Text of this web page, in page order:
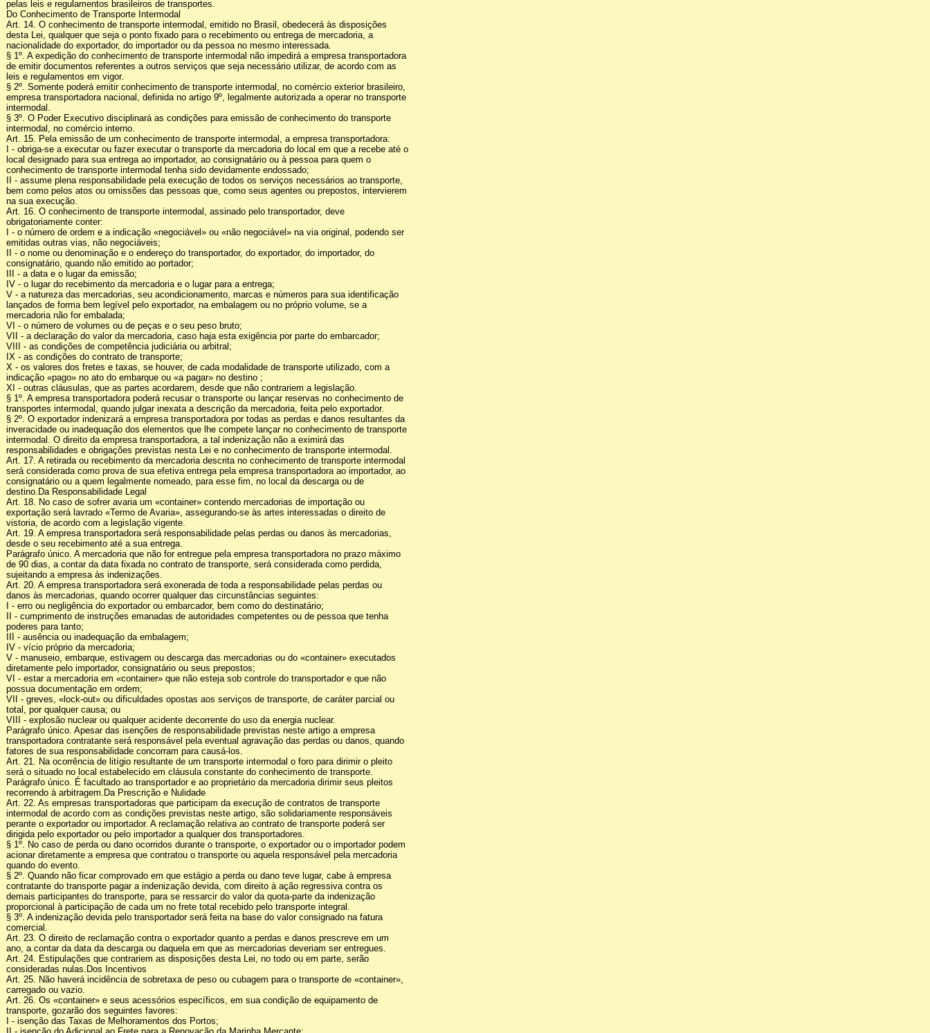
pelas leis e regulamentos brasileiros de transportes.
Do Conhecimento de Transporte Intermodal
Art. 14. O conhecimento de transporte intermodal, emitido no Brasil, obedecerá às disposições
desta Lei, qualquer que seja o ponto fixado para o recebimento ou entrega de mercadoria, a
nacionalidade do exportador, do importador ou da pessoa no mesmo interessada.
§ 1º. A expedição do conhecimento de transporte intermodal não impedirá a empresa transportadora
de emitir documentos referentes a outros serviços que seja necessário utilizar, de acordo com as
leis e regulamentos em vigor.
§ 2º. Somente poderá emitir conhecimento de transporte intermodal, no comércio exterior brasileiro,
empresa transportadora nacional, definida no artigo 9º, legalmente autorizada a operar no transporte
intermodal.
§ 3º. O Poder Executivo disciplinará as condições para emissão de conhecimento do transporte
intermodal, no comércio interno.
Art. 15. Pela emissão de um conhecimento de transporte intermodal, a empresa transportadora:
I - obriga-se a executar ou fazer executar o transporte da mercadoria do local em que a recebe até o
local designado para sua entrega ao importador, ao consignatário ou à pessoa para quem o
conhecimento de transporte intermodal tenha sido devidamente endossado;
II - assume plena responsabilidade pela execução de todos os serviços necessários ao transporte,
bem como pelos atos ou omissões das pessoas que, como seus agentes ou prepostos, intervierem
na sua execução.
Art. 16. O conhecimento de transporte intermodal, assinado pelo transportador, deve
obrigatoriamente conter:
I - o número de ordem e a indicação «negociável» ou «não negociável» na via original, podendo ser
emitidas outras vias, não negociáveis;
II - o nome ou denominação e o endereço do transportador, do exportador, do importador, do
consignatário, quando não emitido ao portador;
III - a data e o lugar da emissão;
IV - o lugar do recebimento da mercadoria e o lugar para a entrega;
V - a natureza das mercadorias, seu acondicionamento, marcas e números para sua identificação
lançados de forma bem legível pelo exportador, na embalagem ou no próprio volume, se a
mercadoria não for embalada;
VI - o número de volumes ou de peças e o seu peso bruto;
VII - a declaração do valor da mercadoria, caso haja esta exigência por parte do embarcador;
VIII - as condições de competência judiciária ou arbitral;
IX - as condições do contrato de transporte;
X - os valores dos fretes e taxas, se houver, de cada modalidade de transporte utilizado, com a
indicação «pago» no ato do embarque ou «a pagar» no destino ;
XI - outras cláusulas, que as partes acordarem, desde que não contrariem a legislação.
§ 1º. A empresa transportadora poderá recusar o transporte ou lançar reservas no conhecimento de
transportes intermodal, quando julgar inexata a descrição da mercadoria, feita pelo exportador.
§ 2º. O exportador indenizará a empresa transportadora por todas as perdas e danos resultantes da
inveracidade ou inadequação dos elementos que lhe compete lançar no conhecimento de transporte
intermodal. O direito da empresa transportadora, a tal indenização não a eximirá das
responsabilidades e obrigações previstas nesta Lei e no conhecimento de transporte intermodal.
Art. 17. A retirada ou recebimento da mercadoria descrita no conhecimento de transporte intermodal
será considerada como prova de sua efetiva entrega pela empresa transportadora ao importador, ao
consignatário ou a quem legalmente nomeado, para esse fim, no local da descarga ou de
destino.Da Responsabilidade Legal
Art. 18. No caso de sofrer avaria um «container» contendo mercadorias de importação ou
exportação será lavrado «Termo de Avaria», assegurando-se às artes interessadas o direito de
vistoria, de acordo com a legislação vigente.
Art. 19. A empresa transportadora será responsabilidade pelas perdas ou danos às mercadorias,
desde o seu recebimento até a sua entrega.
Parágrafo único. A mercadoria que não for entregue pela empresa transportadora no prazo máximo
de 90 dias, a contar da data fixada no contrato de transporte, será considerada como perdida,
sujeitando a empresa às indenizações.
Art. 20. A empresa transportadora será exonerada de toda a responsabilidade pelas perdas ou
danos às mercadorias, quando ocorrer qualquer das circunstâncias seguintes:
I - erro ou negligência do exportador ou embarcador, bem como do destinatário;
II - cumprimento de instruções emanadas de autoridades competentes ou de pessoa que tenha
poderes para tanto;
III - ausência ou inadequação da embalagem;
IV - vício próprio da mercadoria;
V - manuseio, embarque, estivagem ou descarga das mercadorias ou do «container» executados
diretamente pelo importador, consignatário ou seus prepostos;
VI - estar a mercadoria em «container» que não esteja sob controle do transportador e que não
possua documentação em ordem;
VII - greves, «lock-out» ou dificuldades opostas aos serviços de transporte, de caráter parcial ou
total, por qualquer causa; ou
VIII - explosão nuclear ou qualquer acidente decorrente do uso da energia nuclear.
Parágrafo único. Apesar das isenções de responsabilidade previstas neste artigo a empresa
transportadora contratante será responsável pela eventual agravação das perdas ou danos, quando
fatores de sua responsabilidade concorram para causá-los.
Art. 21. Na ocorrência de litígio resultante de um transporte intermodal o foro para dirimir o pleito
será o situado no local estabelecido em cláusula constante do conhecimento de transporte.
Parágrafo único. É facultado ao transportador e ao proprietário da mercadoria dirimir seus pleitos
recorrendo à arbitragem.Da Prescrição e Nulidade
Art. 22. As empresas transportadoras que participam da execução de contratos de transporte
intermodal de acordo com as condições previstas neste artigo, são solidariamente responsáveis
perante o exportador ou importador. A reclamação relativa ao contrato de transporte poderá ser
dirigida pelo exportador ou pelo importador a qualquer dos transportadores.
§ 1º. No caso de perda ou dano ocorridos durante o transporte, o exportador ou o importador podem
acionar diretamente a empresa que contratou o transporte ou aquela responsável pela mercadoria
quando do evento.
§ 2º. Quando não ficar comprovado em que estágio a perda ou dano teve lugar, cabe à empresa
contratante do transporte pagar a indenização devida, com direito à ação regressiva contra os
demais participantes do transporte, para se ressarcir do valor da quota-parte da indenização
proporcional à participação de cada um no frete total recebido pelo transporte integral.
§ 3º. A indenização devida pelo transportador será feita na base do valor consignado na fatura
comercial.
Art. 23. O direito de reclamação contra o exportador quanto a perdas e danos prescreve em um
ano, a contar da data da descarga ou daquela em que as mercadorias deveriam ser entregues.
Art. 24. Estipulações que contrariem as disposições desta Lei, no todo ou em parte, serão
consideradas nulas.Dos Incentivos
Art. 25. Não haverá incidência de sobretaxa de peso ou cubagem para o transporte de «container»,
carregado ou vazio.
Art. 26. Os «container» e seus acessórios específicos, em sua condição de equipamento de
transporte, gozarão dos seguintes favores:
I - isenção das Taxas de Melhoramentos dos Portos;